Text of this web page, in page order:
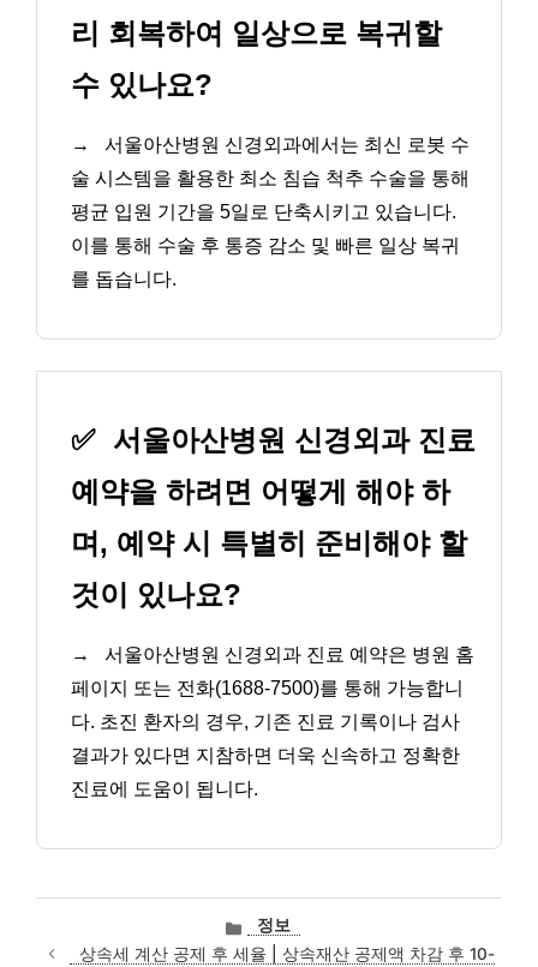
리 회복하여 일상으로 복귀할
수 있나요?
→
서울아산병원 신경외과에서는 최신 로봇 수
술 시스템을 활용한 최소 침습 척추 수술을 통해
평균 입원 기간을 5일로 단축시키고 있습니다.
이를 통해 수술 후 통증 감소 및 빠른 일상 복귀
를 돕습니다.
✅ 서울아산병원 신경외과 진료
예약을 하려면 어떻게 해야 하
며, 예약 시 특별히 준비해야 할
것이 있나요?
→
서울아산병원 신경외과 진료 예약은 병원 홈
페이지 또는 전화(1688-7500)를 통해 가능합니
다. 초진 환자의 경우, 기존 진료 기록이나 검사
결과가 있다면 지참하면 더욱 신속하고 정확한
진료에 도움이 됩니다.
카
테
정보
상속세 계산 공제 후 세율 | 상속재산 공제액 차감 후 10-